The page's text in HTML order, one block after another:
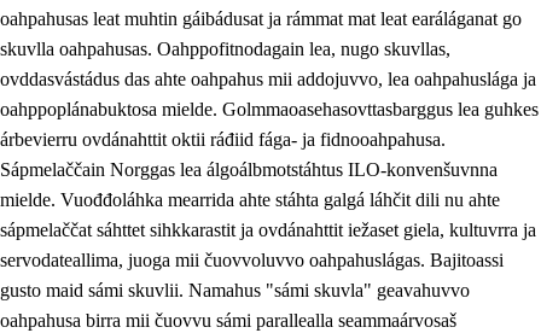
oahpahusas leat muhtin gáibádusat ja rámmat mat leat earáláganat go
skuvlla oahpahusas. Oahppofitnodagain lea, nugo skuvllas,
ovddasvástádus das ahte oahpahus mii addojuvvo, lea oahpahuslága ja
oahppoplánabuktosa mielde. Golmmaoasehasovttasbarggus lea guhkes
árbevierru ovdánahttit oktii ráđiid fága- ja fidnooahpahusa.
Sápmelaččain Norggas lea álgoálbmotstáhtus ILO-konvenšuvnna
mielde. Vuođđoláhka mearrida ahte stáhta galgá láhčit dili nu ahte
sápmelaččat sáhttet sihkkarastit ja ovdánahttit iežaset giela, kultuvrra ja
servodateallima, juoga mii čuovvoluvvo oahpahuslágas. Bajitoassi
gusto maid sámi skuvlii. Namahus "sámi skuvla" geavahuvvo
oahpahusa birra mii čuovvu sámi parallealla seammaárvosaš